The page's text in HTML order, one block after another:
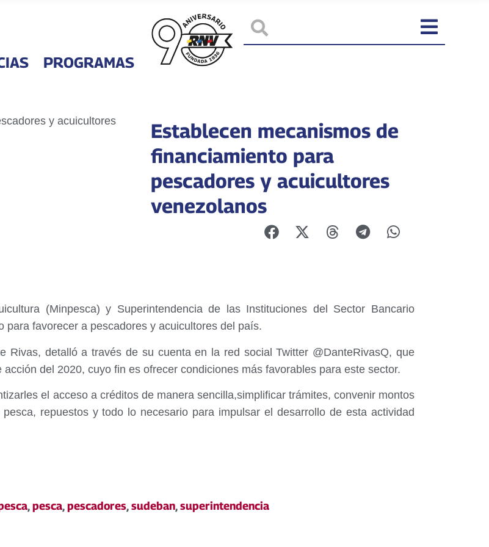
PROGRAMAS
Establecen mecanismos de
financiamiento para
pescadores y acuicultores
venezolanos
(Minpesca) y Superintendencia de las Instituciones del Sector Bancario
favorecer a pescadores y acuicultores del país.
Rivas, detalló a través de su cuenta en la red social Twitter @DanteRivasQ, que
del 2020, cuyo fin es ofrecer condiciones más favorables para este sector.
el acceso a créditos de manera sencilla,simplificar trámites, convenir montos
repuestos y todo lo necesario para impulsar el desarrollo de esta actividad
,pesca,pescadores,sudeban,superintendencia